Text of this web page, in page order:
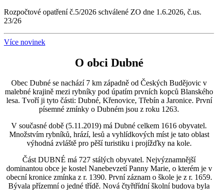
Rozpočtové opatření č.5/2026 schválené ZO dne 1.6.2026, č.us.
23/26
Více novinek
O obci Dubné
Obec Dubné se nachází 7 km západně od Českých Budějovic v
malebné krajině mezi rybníky pod úpatím prvních kopců Blanského
lesa. Tvoří ji tyto části: Dubné, Křenovice, Třebín a Jaronice. První
písemné zmínky o Dubném jsou z roku 1263.
V současné době (5.11.2019) má Dubné celkem 1616 obyvatel.
Množstvím rybníků, hrází, lesů a vyhlídkových míst je tato oblast
výhodná zvláště pro pěší turistiku i projížďky na kole.
Část DUBNÉ má 727 stálých obyvatel. Nejvýznamnější
dominantou obce je kostel Nanebevzetí Panny Marie, o kterém je v
obecní kronice zmínka z r. 1390. První záznam o škole je z r. 1659.
Bývala přízemní o jedné třídě. Nová čtyřtřídní školní budova byla